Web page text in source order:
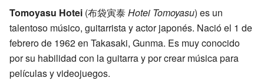
Tomoyasu Hotei (布袋寅泰Hotei Tomoyasu) es un
talentoso músico, guitarrista y actor japonés. Nació el 1 de
febrero de 1962 en Takasaki, Gunma. Es muy conocido
por su habilidad con la guitarra y por crear música para
películas y videojuegos.